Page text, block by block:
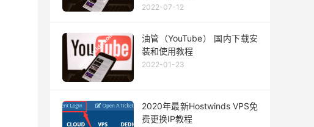
2022-07-12
油管（YouTube） 国内下载安
装和使用教程
2022-01-23
2020年最新Hostwinds VPS免
费更换IP教程